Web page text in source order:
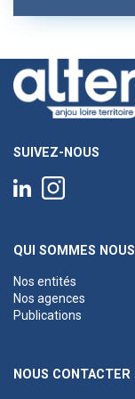
SUIVEZ-NOUS
QUI SOMMES
Nos entités
Nos agences
Publications
NOUS CONTACTER